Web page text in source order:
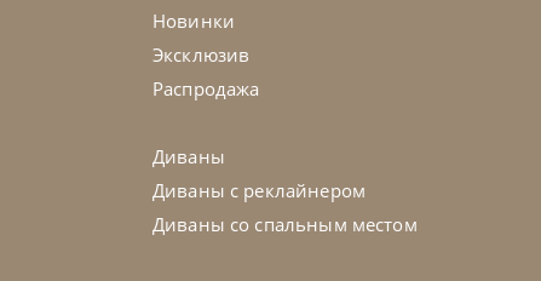
Новинки
Эксклюзив
Распродажа
Диваны
Диваны с реклайнером
Диваны со спальным местом